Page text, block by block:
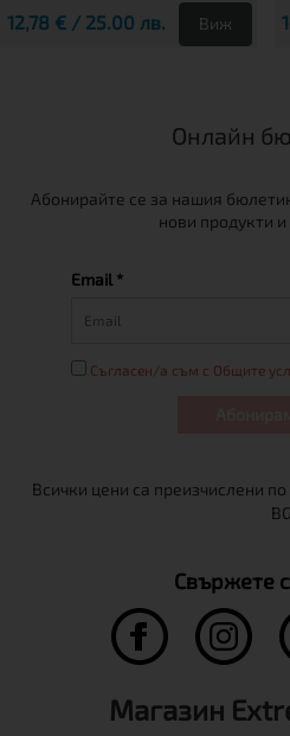
12,78 € / 25.00 лв. Виж
Онлайн
Абонирайте се за нашия
нови продукти
Email *
Съгласен/а съм с Общите
Свържете
Магазин